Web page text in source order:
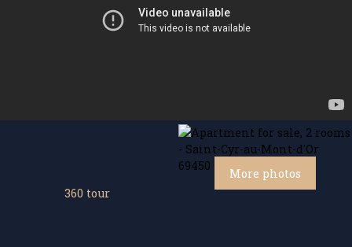
Estimate
360 tour
More photos